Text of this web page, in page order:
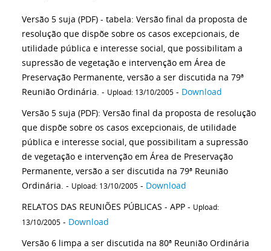
Versão 5 suja (PDF) - tabela: Versão final da proposta de
resolução que dispõe sobre os casos excepcionais, de
utilidade pública e interesse social, que possibilitam a
supressão de vegetação e intervenção em Área de
Preservação Permanente, versão a ser discutida na 79ª
Reunião Ordinária. - Upload: 13/10/2005 - Download
Versão 5 suja (PDF): Versão final da proposta de resolução
que dispõe sobre os casos excepcionais, de utilidade
pública e interesse social, que possibilitam a supressão
de vegetação e intervenção em Área de Preservação
Permanente, versão a ser discutida na 79ª Reunião
Ordinária. - Upload: 13/10/2005 - Download
RELATOS DAS REUNIÕES PÚBLICAS - APP - Upload:
13/10/2005 - Download
Versão 6 limpa a ser discutida na 80ª Reunião Ordinária